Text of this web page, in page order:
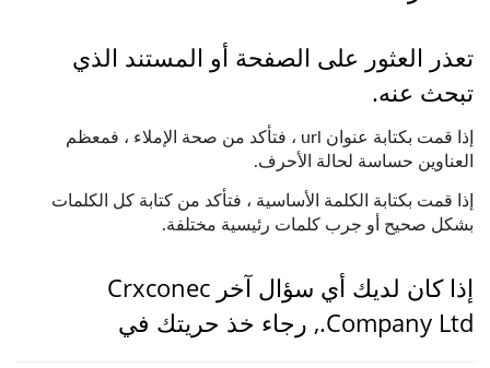
تعذر العثور على الصفحة أو المستند الذي
تبحث عنه.
إذا قمت بكتابة عنوان url ، فتأكد من صحة الإملاء ، فمعظم
العناوين حساسة لحالة الأحرف.
إذا قمت بكتابة الكلمة الأساسية ، فتأكد من كتابة كل الكلمات
بشكل صحيح أو جرب كلمات رئيسية مختلفة.
إذا كان لديك أي سؤال آخر Crxconec
Company Ltd., رجاء خذ حريتك في